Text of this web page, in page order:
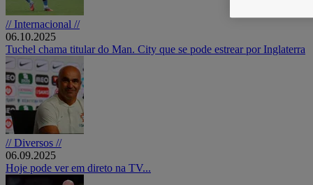
// Internacional //
06.10.2025
Tuchel chama titular do Man. City que se pode estrear por Inglaterra
// Diversos //
06.09.2025
Hoje pode ver em direto na TV...